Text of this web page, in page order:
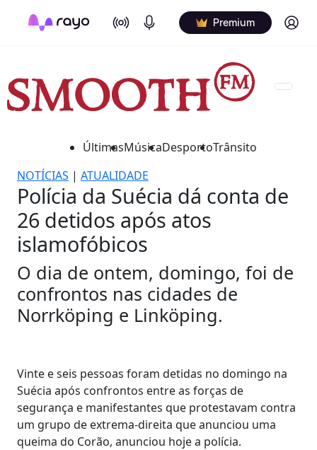
On Air Podcasts Premium Log in
ÚltimasMúsicaDesportoTrânsito
NOTÍCIAS | ATUALIDADE
Polícia da Suécia dá conta de
26 detidos após atos
islamofóbicos
O dia de ontem, domingo, foi de
confrontos nas cidades de
Norrköping e Linköping.
Vinte e seis pessoas foram detidas no domingo na
Suécia após confrontos entre as forças de
segurança e manifestantes que protestavam contra
um grupo de extrema-direita que anunciou uma
queima do Corão, anunciou hoje a polícia.